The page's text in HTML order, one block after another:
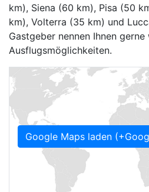
km), Siena (60 km), Pisa (50
km), Volterra (35 km) und
Gastgeber nennen Ihnen gerne
Ausflugsmöglichkeiten.
Google Maps laden